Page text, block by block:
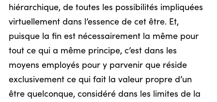
hiérarchique, de toutes les possibilités impliquées
virtuellement dans l’essence de cet être. Et,
puisque la fin est nécessairement la même pour
tout ce qui a même principe, c’est dans les
moyens employés pour y parvenir que réside
exclusivement ce qui fait la valeur propre d’un
être quelconque, considéré dans les limites de la